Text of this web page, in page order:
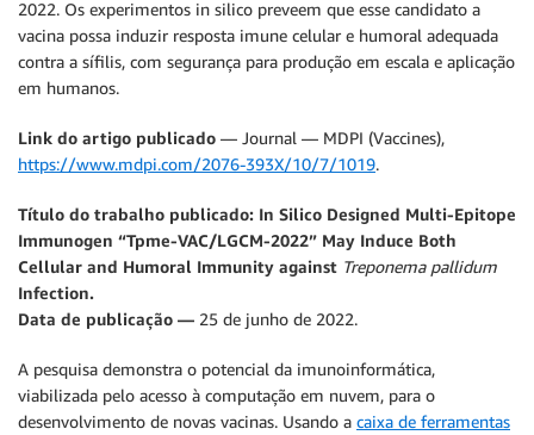
2022. Os experimentos in silico preveem que esse candidato a
vacina possa induzir resposta imune celular e humoral adequada
contra a sífilis, com segurança para produção em escala e aplicação
em humanos.
Link do artigo publicado — Journal — MDPI (Vaccines),
https://www.mdpi.com/2076-393X/10/7/1019.
Título do trabalho publicado: In Silico Designed Multi-Epitope
Immunogen “Tpme-VAC/LGCM-2022” May Induce Both
Cellular and Humoral Immunity against Treponema pallidum
Infection.
Data de publicação — 25 de junho de 2022.
A pesquisa demonstra o potencial da imunoinformática,
viabilizada pelo acesso à computação em nuvem, para o
desenvolvimento de novas vacinas. Usando a caixa de ferramentas